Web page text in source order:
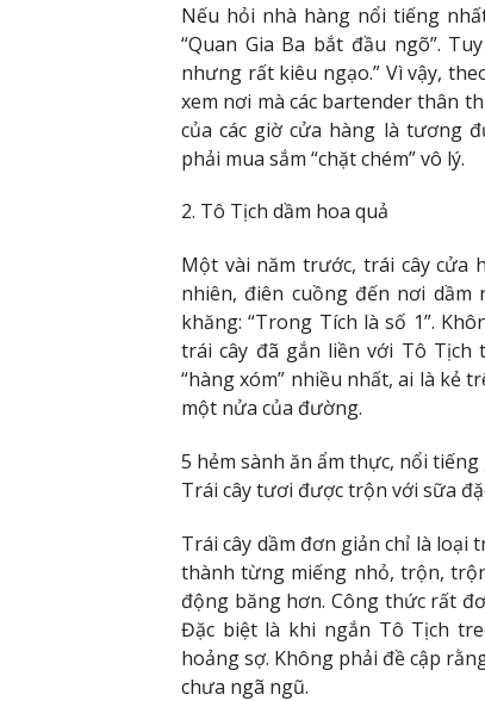
Nếu hỏi nhà hàng nổi tiếng
“Quan Gia Ba bắt đầu ngõ”.
nhưng rất kiêu ngạo.” Vì vậy,
xem nơi mà các bartender thân
của các giờ cửa hàng là tương
phải mua sắm “chặt chém” vô lý.
2. Tô Tịch dầm hoa quả
Một vài năm trước, trái cây cửa
nhiên, điên cuồng đến nơi
khăng: “Trong Tích là số 1”.
trái cây đã gắn liền với Tô Tịch
“hàng xóm” nhiều nhất, ai là kẻ
một nửa của đường.
5 hẻm sành ăn ẩm thực, nổi
Trái cây tươi được trộn với sữa
Trái cây dầm đơn giản chỉ là loại
thành từng miếng nhỏ, trộn,
động băng hơn. Công thức rất
Đặc biệt là khi ngắn Tô Tịch
hoảng sợ. Không phải đề cập
chưa ngã ngũ.